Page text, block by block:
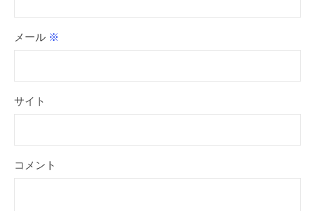
メール ※
サイト
コメント